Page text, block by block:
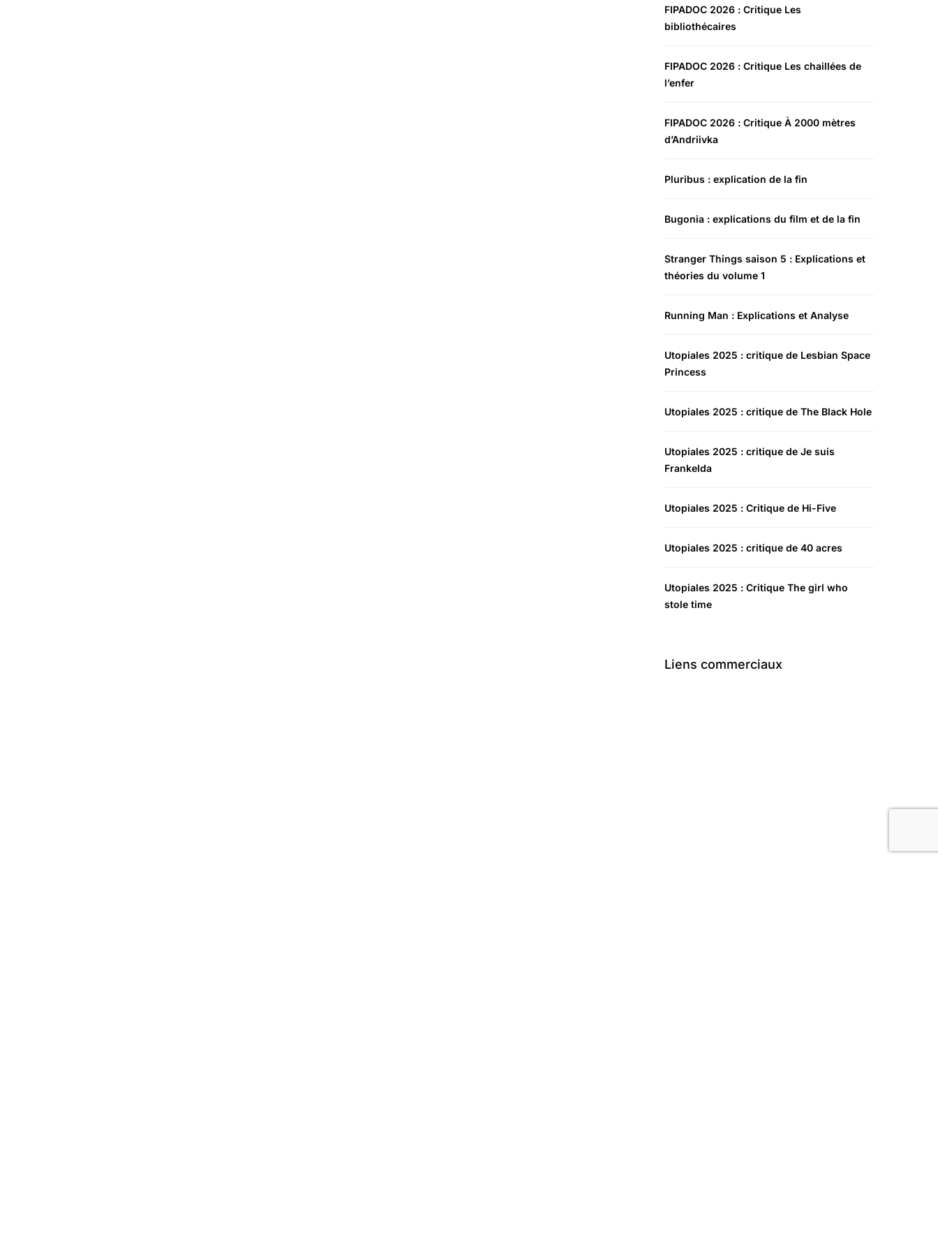
FIPADOC 2026 : Critique Les
bibliothécaires
FIPADOC 2026 : Critique Les chaillées de
l’enfer
FIPADOC 2026 : Critique À 2000 mètres
d’Andriivka
Pluribus : explication de la fin
Bugonia : explications du film et de la fin
Stranger Things saison 5 : Explications et
théories du volume 1
Running Man : Explications et Analyse
Utopiales 2025 : critique de Lesbian Space
Princess
Utopiales 2025 : critique de The Black Hole
Utopiales 2025 : critique de Je suis
Frankelda
Utopiales 2025 : Critique de Hi-Five
Utopiales 2025 : critique de 40 acres
Utopiales 2025 : Critique The girl who
stole time
Liens commerciaux